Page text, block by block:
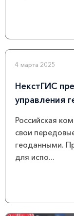
4 марта 2025
НекстГИС
управления
Российская
свои
геоданными.
для испо...